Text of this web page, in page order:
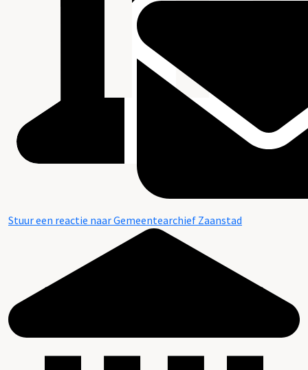
Stuur een reactie naar Gemeentearchief Zaanstad